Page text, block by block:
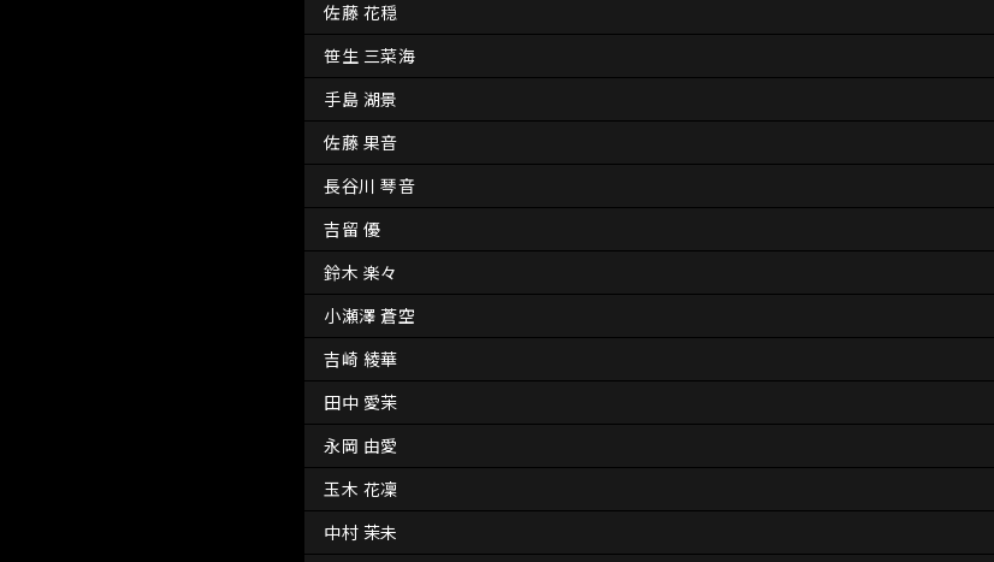
佐藤 花穏
笹生 三菜海
手島 湖景
佐藤 果音
長谷川 琴音
吉留 優
鈴木 楽々
小瀬澤 蒼空
吉崎 綾華
田中 愛茉
永岡 由愛
玉木 花凜
中村 茉未